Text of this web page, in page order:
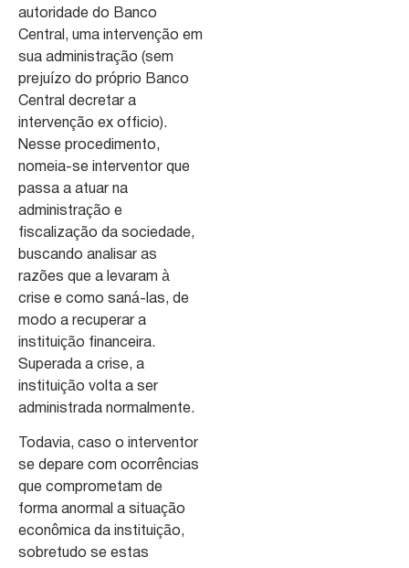
autoridade do Banco
Central, uma intervenção em
sua administração (sem
prejuízo do próprio Banco
Central decretar a
intervenção ex officio).
Nesse procedimento,
nomeia-se interventor que
passa a atuar na
administração e
fiscalização da sociedade,
buscando analisar as
razões que a levaram à
crise e como saná-las, de
modo a recuperar a
instituição financeira.
Superada a crise, a
instituição volta a ser
administrada normalmente.
Todavia, caso o interventor
se depare com ocorrências
que comprometam de
forma anormal a situação
econômica da instituição,
sobretudo se estas